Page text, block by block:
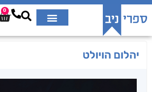
0
יהלום הויולט